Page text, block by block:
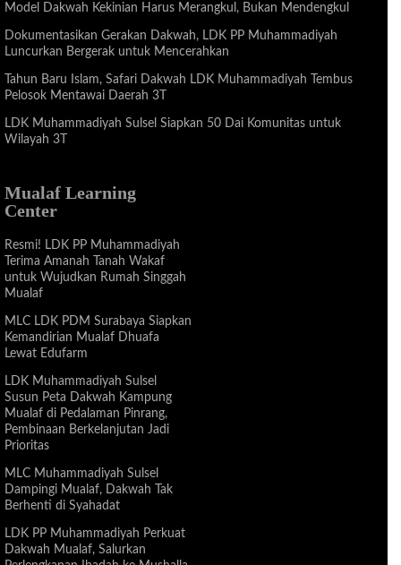
Model Dakwah Kekinian Harus Merangkul, Bukan Mendengkul
Dokumentasikan Gerakan Dakwah, LDK PP Muhammadiyah
Luncurkan Bergerak untuk Mencerahkan
Tahun Baru Islam, Safari Dakwah LDK Muhammadiyah Tembus
Pelosok Mentawai Daerah 3T
LDK Muhammadiyah Sulsel Siapkan 50 Dai Komunitas untuk
Wilayah 3T
Mualaf Learning
Center
Resmi! LDK PP Muhammadiyah
Terima Amanah Tanah Wakaf
untuk Wujudkan Rumah Singgah
Mualaf
MLC LDK PDM Surabaya Siapkan
Kemandirian Mualaf Dhuafa
Lewat Edufarm
LDK Muhammadiyah Sulsel
Susun Peta Dakwah Kampung
Mualaf di Pedalaman Pinrang,
Pembinaan Berkelanjutan Jadi
Prioritas
MLC Muhammadiyah Sulsel
Dampingi Mualaf, Dakwah Tak
Berhenti di Syahadat
LDK PP Muhammadiyah Perkuat
Dakwah Mualaf, Salurkan